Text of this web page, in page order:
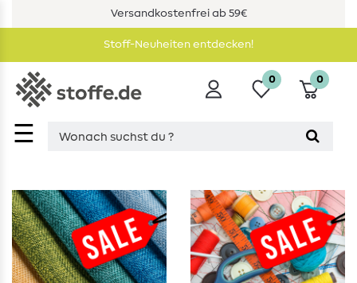
Versandkostenfrei ab 59€
Stoff-Neuheiten entdecken!
☰
0 0